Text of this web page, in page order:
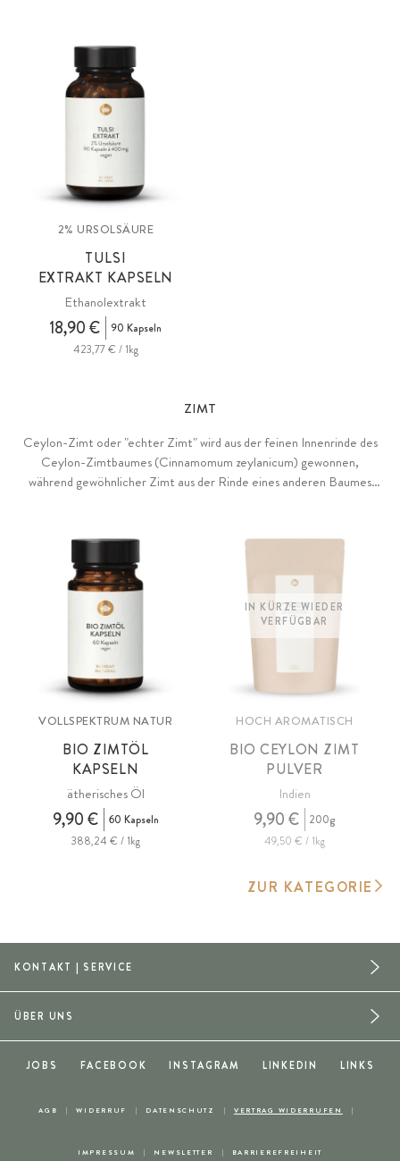
2% URSOLSÄURE
TULSI
EXTRAKT KAPSELN
Ethanolextrakt
18,90 €
90 Kapseln
423,77 € / 1kg
ZIMT
Ceylon-Zimt oder "echter Zimt" wird aus der feinen Innenrinde des
Ceylon-Zimtbaumes (Cinnamomum zeylanicum) gewonnen,
während gewöhnlicher Zimt aus der Rinde eines anderen Baumes
und hoch aromatisch, mit einer einzigartig vollen, edlen Süße.
VOLLSPEKTRUM NATUR
BIO ZIMTÖL
KAPSELN
ätherisches Öl
9,90 €
60 Kapseln
388,24 € / 1kg
IN KÜRZE WIEDER
VERFÜGBAR
HOCH AROMATISCH
BIO CEYLON ZIMT
PULVER
Indien
9,90 €
200g
49,50 € / 1kg
ZUR KATEGORIE
KONTAKT | SERVICE
AGB WIDERRUF DATENSCHUTZ VERTRAG WIDERRUFEN
IMPRESSUM NEWSLETTER BARRIEREFREIHEIT
ÜBER UNS
JOBS FACEBOOK INSTAGRAM LINKEDIN LINKS